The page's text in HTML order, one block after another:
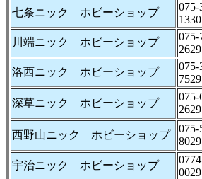
七条ニック ホビーショップ
075-
1330
川端ニック ホビーショップ
075-
2629
洛西ニック ホビーショップ
075-
7529
深草ニック ホビーショップ
075-
2629
西野山ニック ホビーショップ
075-
8029
宇治ニック ホビーショップ
0029